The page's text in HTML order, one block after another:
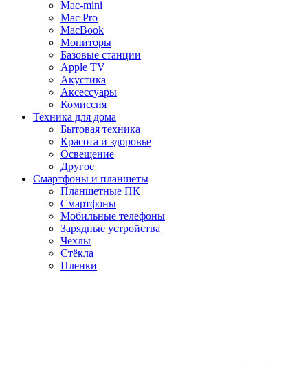
Mac-mini
Mac Pro
MacBook
Мониторы
Базовые станции
Apple TV
Акустика
Аксессуары
Комиссия
Техника для дома
Бытовая техника
Красота и здоровье
Освещение
Другое
Смартфоны и планшеты
Планшетные ПК
Смартфоны
Мобильные телефоны
Зарядные устройства
Чехлы
Стёкла
Пленки